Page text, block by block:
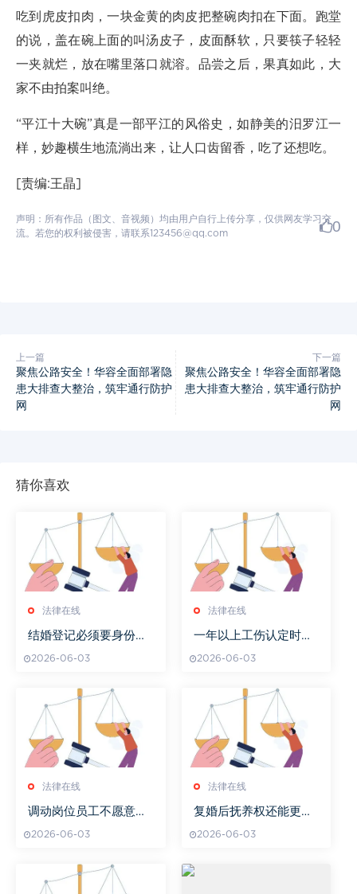
吃到虎皮扣肉，一块金黄的肉皮把整碗肉扣在下面。跑堂
的说，盖在碗上面的叫汤皮子，皮面酥软，只要筷子轻轻
一夹就烂，放在嘴里落口就溶。品尝之后，果真如此，大
家不由拍案叫绝。
“平江十大碗”真是一部平江的风俗史，如静美的汨罗江一
样，妙趣横生地流淌出来，让人口齿留香，吃了还想吃。
[责编:王晶]
声明：所有作品（图文、音视频）均由用户自行上传分享，仅供网友学习交
流。若您的权利被侵害，请联系123456@qq.com
0
上一篇
聚焦公路安全！华容全面部署隐
患大排查大整治，筑牢通行防护
网
下一篇
聚焦公路安全！华容全面部署隐
患大排查大整治，筑牢通行防护
网
猜你喜欢
法律在线
结婚登记必须要身份证
2026-06-03
法律在线
一年以上工伤认定时间
2026-06-03
法律在线
调动岗位员工不愿意辞
2026-06-03
法律在线
复婚后抚养权还能更改
2026-06-03